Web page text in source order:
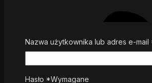
Nazwa użytkownika lub adres e-mail
Hasło *Wymagane